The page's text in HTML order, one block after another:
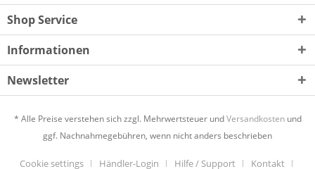
Shop Service
Informationen
Newsletter
* Alle Preise verstehen sich zzgl. Mehrwertsteuer undVersandkostenund
ggf. Nachnahmegebühren, wenn nicht anders beschrieben
Cookie settings Händler-Login Hilfe / Support Kontakt